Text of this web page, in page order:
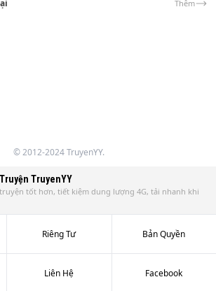
Thêm
© 2012-2024 TruyenYY.
TruyenYY
tốt hơn, tiết kiệm dung lượng 4G, tải nhanh khi
Riêng Tư Bản Quyền
Liên Hệ Facebook